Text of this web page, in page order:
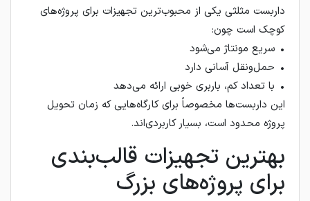
داربست مثلثی یکی از محبوب‌ترین تجهیزات برای پروژه‌های
کوچک است چون:
• سریع مونتاژ می‌شود
• حمل‌ونقل آسانی دارد
• با تعداد کم، باربری خوبی ارائه می‌دهد
این داربست‌ها مخصوصاً برای کارگاه‌هایی که زمان تحویل
پروژه محدود است، بسیار کاربردی‌اند.
بهترین تجهیزات قالب‌بندی
برای پروژه‌های بزرگ